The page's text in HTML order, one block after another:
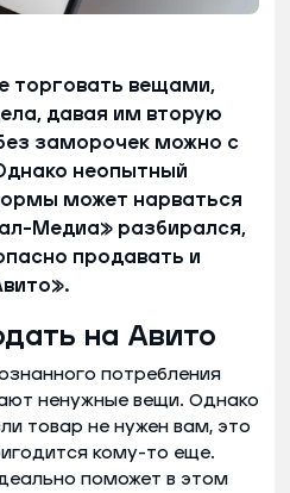
торговать вещами,
давая им вторую
заморочек можно с
неопытный
может нарваться
Медиа» разбирался,
продавать и
на Авито
потребления
ненужные вещи. Однако
товар не нужен вам, это
кому-то еще.
поможет в этом